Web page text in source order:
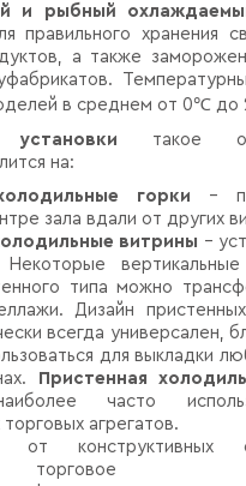
и рыбный
правильного хранения
а также
в среднем от 0℃
такое
на:
горки –
зала вдали от других
витрины –
вертикальные
типа можно
Дизайн
всегда универсален,
для выкладки
Пристенная
часто
агрегатов.
от конструктивных